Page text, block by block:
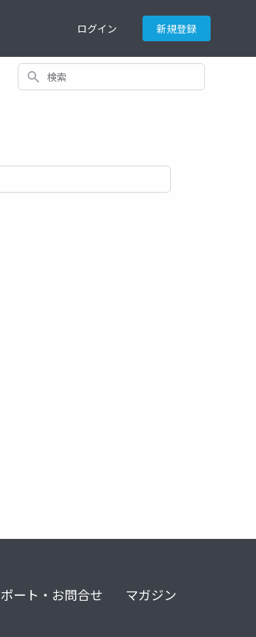
ログイン 新規登録
検索
ート・お問合せ マガジン